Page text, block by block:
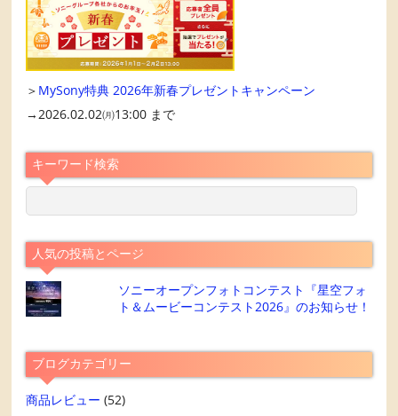
＞ MySony特典 2026年新春プレゼントキャンペーン
→2026.02.02㈪13:00 まで
キーワード検索
人気の投稿とページ
ソニーオープンフォトコンテスト『星空フォ
ト＆ムービーコンテスト2026』のお知らせ！
ブログカテゴリー
商品レビュー (52)